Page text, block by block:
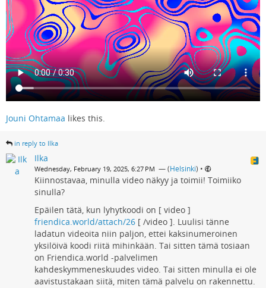
Jouni Ohtamaa likes this.
in reply to Ilka
Ilka
Wednesday, February 19, 2025, 6:27 PM — (Helsinki) •
Kiinnostavaa, minulla video näkyy ja toimii! Toimiiko
sinulla?
Epäilen tätä, kun lyhytkoodi on [ video ]
friendica.world/attach/26 [ /video ]. Luulisi tänne
ladatun videoita niin paljon, ettei kaksinumeroinen
yksilöivä koodi riitä mihinkään. Tai sitten tämä tosiaan
on Friendica.world -palvelimen
kahdeskymmeneskuudes video. Tai sitten minulla ei ole
aavistustakaan siitä, miten tämä palvelu on rakennettu.